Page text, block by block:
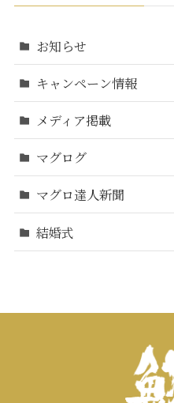
お知らせ
キャンペーン情報
メディア掲載
マグログ
マグロ達人新聞
結婚式